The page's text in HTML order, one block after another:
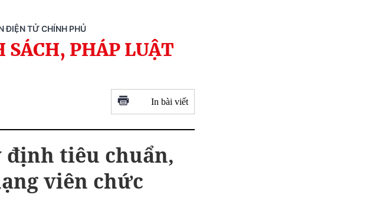
ĐIỆN TỬ CHÍNH PHỦ
SÁCH, PHÁP LUẬT
In bài viết
định tiêu chuẩn,
viên chức